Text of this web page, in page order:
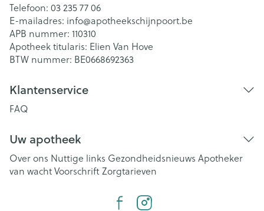
Telefoon: 03 235 77 06
E-mailadres: info@apotheekschijnpoort.be
APB nummer: 110310
Apotheek titularis: Elien Van Hove
BTW nummer: BE0668692363
Klantenservice
FAQ
Uw apotheek
Over ons Nuttige links Gezondheidsnieuws Apotheker
van wachtVoorschriftZorgtarieven